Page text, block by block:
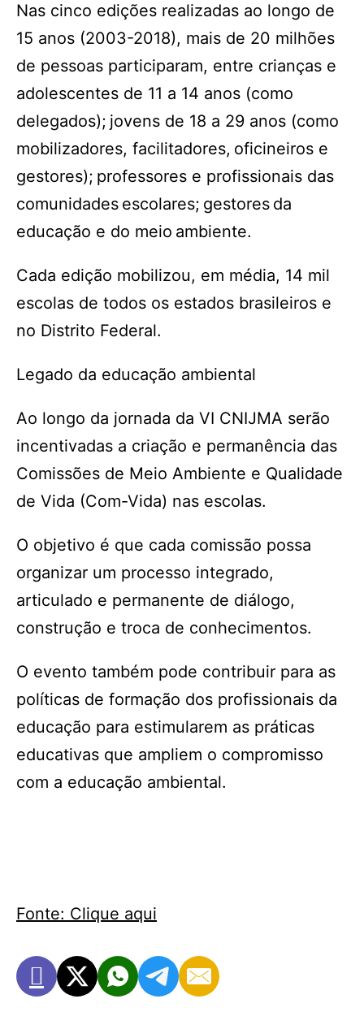
Nas cinco edições realizadas ao longo de
15 anos (2003-2018), mais de 20 milhões
de pessoas participaram, entre crianças e
adolescentes de 11 a 14 anos (como
delegados); jovens de 18 a 29 anos (como
mobilizadores, facilitadores, oficineiros e
gestores); professores e profissionais das
comunidades escolares; gestores da
educação e do meio ambiente.
Cada edição mobilizou, em média, 14 mil
escolas de todos os estados brasileiros e
no Distrito Federal.
Legado da educação ambiental
Ao longo da jornada da VI CNIJMA serão
incentivadas a criação e permanência das
Comissões de Meio Ambiente e Qualidade
de Vida (Com-Vida) nas escolas.
O objetivo é que cada comissão possa
organizar um processo integrado,
articulado e permanente de diálogo,
construção e troca de conhecimentos.
O evento também pode contribuir para as
políticas de formação dos profissionais da
educação para estimularem as práticas
educativas que ampliem o compromisso
com a educação ambiental.
Fonte: Clique aqui